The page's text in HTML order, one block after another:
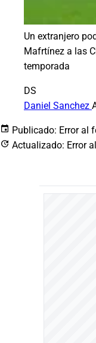
Un extranjero
Mafrtínez a las
temporada
DS
Daniel Sanchez
Publicado: Error al
Actualizado: Error